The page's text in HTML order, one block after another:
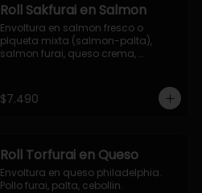
Roll Sakfurai en Salmon
Envoltura en salmon fresco o
plqueta mixta (salmon-palta),
salmon furai, queso crema,
$7.490
Roll Torfurai en Queso
Envoltura en queso philadelphia.
Pollo furai, palta, cebollin.